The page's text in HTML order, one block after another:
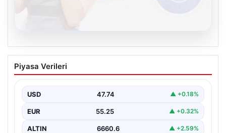
Kelebek.Org İle Dijital İletişimin Seviyeli
Adresi Ve Muhabbet Deneyimi
sağlaması kritik bir önem barındırmaktadır. Halen
birçok…
Piyasa Verileri
USD 47.74 ▲ +0.18%
EUR 55.25 ▲ +0.32%
ALTIN 6660.6 ▲ +2.59%